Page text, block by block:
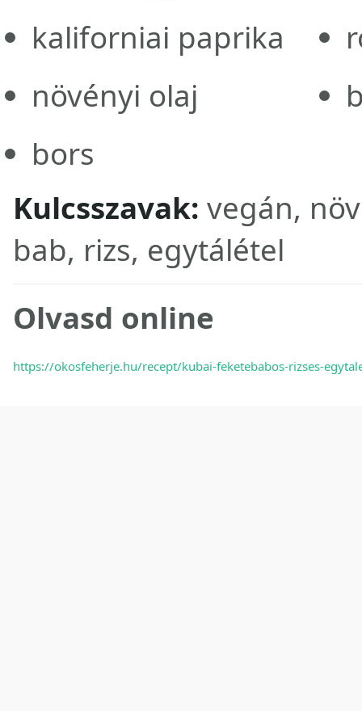
kaliforniai paprika
növényi olaj
bors
Kulcsszavak: vegán,
bab, rizs, egytálétel
Olvasd online
https://okosfeherje.hu/recept/kubai-feketebabos-rizses-